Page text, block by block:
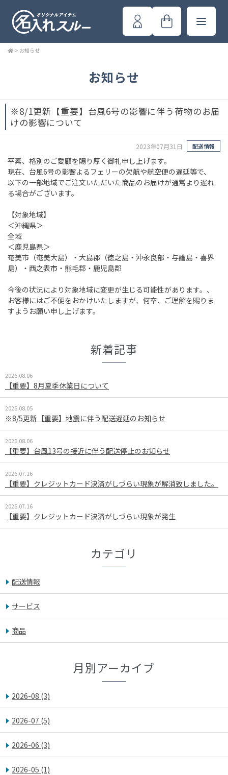
> お知らせ
お知らせ
※8/1更新【重要】台風6号の影響に伴う荷物のお届
けの影響について
2023年07月31日 配送情報
平素、格別のご愛顧を賜り厚く御礼申し上げます。
現在、台風6号の影響よるフェリーの欠航や航空便の遅延等で、
以下の一部地域でご注文いただいた商品のお届けが通常より遅れ
る場合がございます。
【対象地域】
＜沖縄県＞
全域
＜鹿児島県＞
奄美市（奄美大島）・大島郡（徳之島・沖永良部・与論島・喜界
島）・西之表市・熊毛郡・鹿児島郡
今後の状況により対象地域に変更が生じる可能性があります。、
お客様にはご不便をおかけいたしますが、何卒、ご理解を賜りま
すようお願い申し上げます。
新着記事
2026.08.06
【重要】8月夏季休業日について
2026.08.05
※8/5更新【重要】地震に伴う配送遅延のお知らせ
2026.08.06
【重要】台風13号の接近に伴う配送停止のお知らせ
2026.07.16
【重要】クレジットカード決済がしづらい現象が解消致しました。
2026.07.16
【重要】クレジットカード決済がしづらい現象が発生
カテゴリ
配送情報
サービス
商品
月別アーカイブ
2026-08 (3)
2026-07 (5)
2026-06 (3)
2026-05 (1)